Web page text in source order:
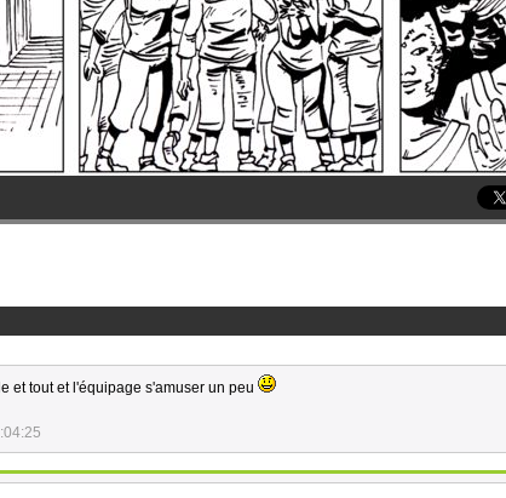
et tout et l'équipage s'amuser un peu